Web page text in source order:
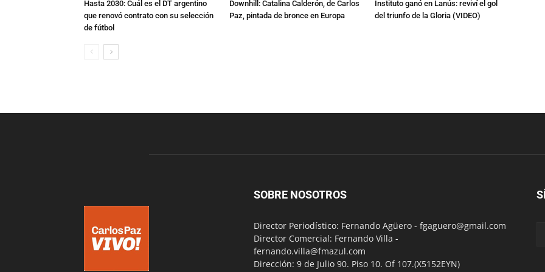
Hasta 2030: Cuál es el DT argentino
que renovó contrato con su selección
de fútbol
Downhill: Catalina Calderón, de Carlos
Paz, pintada de bronce en Europa
Instituto ganó en Lanús: reviví el gol
del triunfo de la Gloria (VIDEO)
SOBRE NOSOTROS
Director Periodístico: Fernando Agüero - fgaguero@gmail.com
Director Comercial: Fernando Villa -
fernando.villa@fmazul.com
Dirección: 9 de Julio 90. Piso 10. Of 107.(X5152EYN)